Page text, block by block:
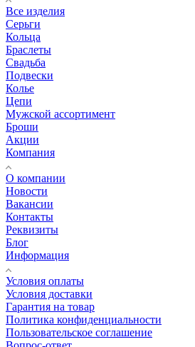
Все изделия
Серьги
Кольца
Браслеты
Свадьба
Подвески
Колье
Цепи
Мужской ассортимент
Броши
Акции
Компания
О компании
Новости
Вакансии
Контакты
Реквизиты
Блог
Информация
Условия оплаты
Условия доставки
Гарантия на товар
Политика конфиденциальности
Пользовательское соглашение